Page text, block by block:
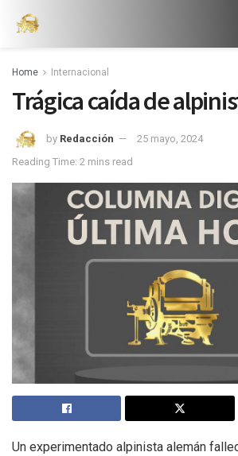
Home Internacional
Trágica caída de
by Redacción
25 mayo, 2024
Reading Time: 2 mins read
Un experimentado alpinista alemán